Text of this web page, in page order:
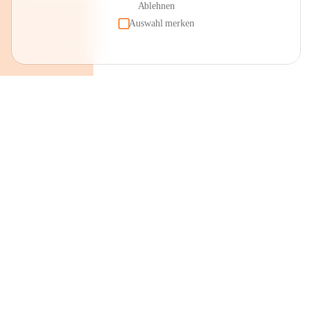
Ablehnen
Auswahl merken